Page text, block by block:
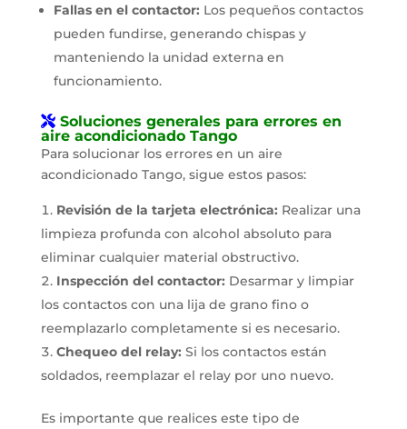
Fallas en el contactor: Los pequeños contactos
pueden fundirse, generando chispas y
manteniendo la unidad externa en
funcionamiento.
Soluciones generales para errores en
aire acondicionado Tango
Para solucionar los errores en un aire
acondicionado Tango, sigue estos pasos:
Revisión de la tarjeta electrónica: Realizar una
limpieza profunda con alcohol absoluto para
eliminar cualquier material obstructivo.
Inspección del contactor: Desarmar y limpiar
los contactos con una lija de grano fino o
reemplazarlo completamente si es necesario.
Chequeo del relay: Si los contactos están
soldados, reemplazar el relay por uno nuevo.
Es importante que realices este tipo de